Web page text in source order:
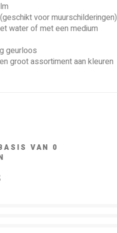
voor muurschilderingen)
water of met een medium
geurloos
groot assortiment aan kleuren
VAN 0